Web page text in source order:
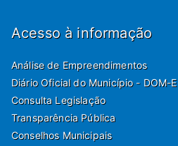
Acesso à informação
Análise de Empreendimentos
Diário Oficial do Município - DOM-E
Consulta Legislação
Transparência Pública
Conselhos Municipais